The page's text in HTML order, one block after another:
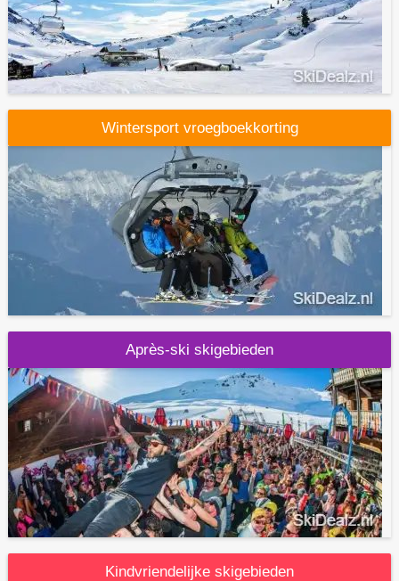
Wintersport vroegboekkorting
Après-ski skigebieden
Kindvriendelijke skigebieden